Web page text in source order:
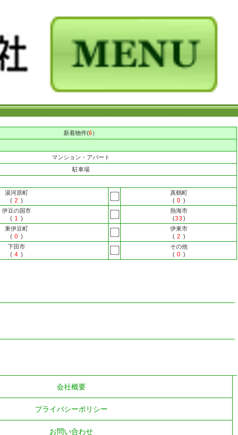
新着物件(6 ）
マンション・アパート
駐車場
湯河原町
( 2 )
真鶴町
( 0 )
伊豆の国市
( 1 )
熱海市
(33)
東伊豆町
( 0 )
伊東市
( 2 )
下田市
( 4 )
その他
( 0 )
会社概要
プライバシーポリシー
お問い合わせ